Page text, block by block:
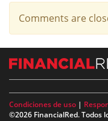
Comments are
Condiciones de uso |
©2026 FinancialRed. Todos